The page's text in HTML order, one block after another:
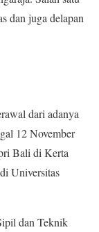
dan juga delapan
dari adanya
12 November
Bali di Kerta
Universitas
dan Teknik